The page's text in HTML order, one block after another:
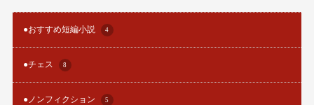
●おすすめ短編小説 4
●チェス 8
●ノンフィクション 5